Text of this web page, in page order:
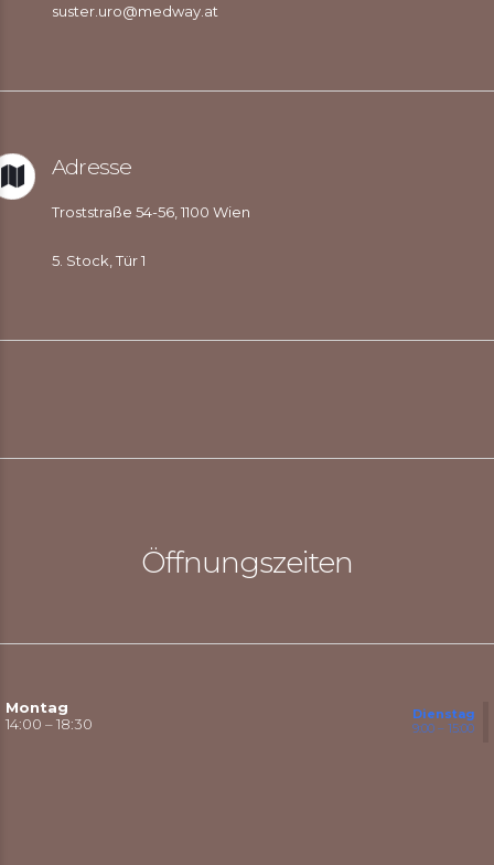
suster.uro@medway.at
Adresse
Troststraße 54-56, 1100 Wien
5. Stock, Tür 1
Öffnungszeiten
Montag
14:00 – 18:30
Dienstag
9:00 – 15:00